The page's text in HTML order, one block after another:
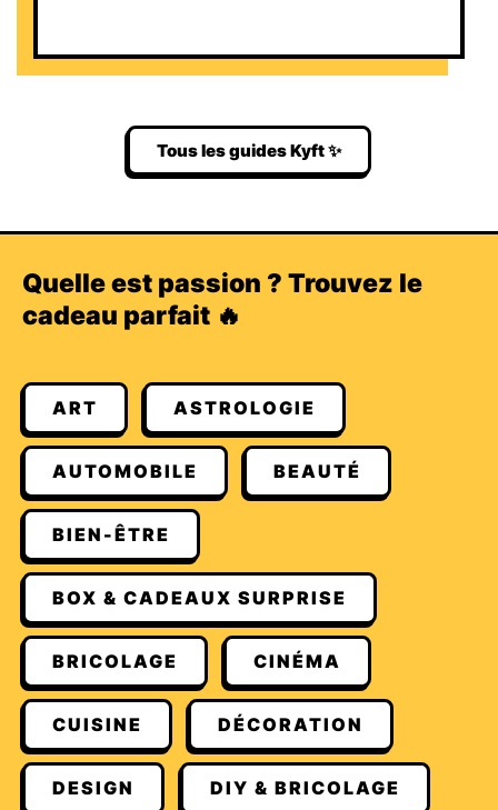
Tous les guides Kyft ✨
Quelle est passion ? Trouvez le
cadeau parfait 🔥
ART ASTROLOGIE
AUTOMOBILE BEAUTÉ
BIEN-ÊTRE
BOX & CADEAUX SURPRISE
BRICOLAGE CINÉMA
CUISINE DÉCORATION
DESIGN DIY & BRICOLAGE